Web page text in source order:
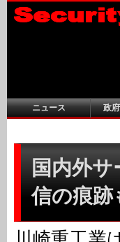
ニュース 政
国内外
信の痕跡